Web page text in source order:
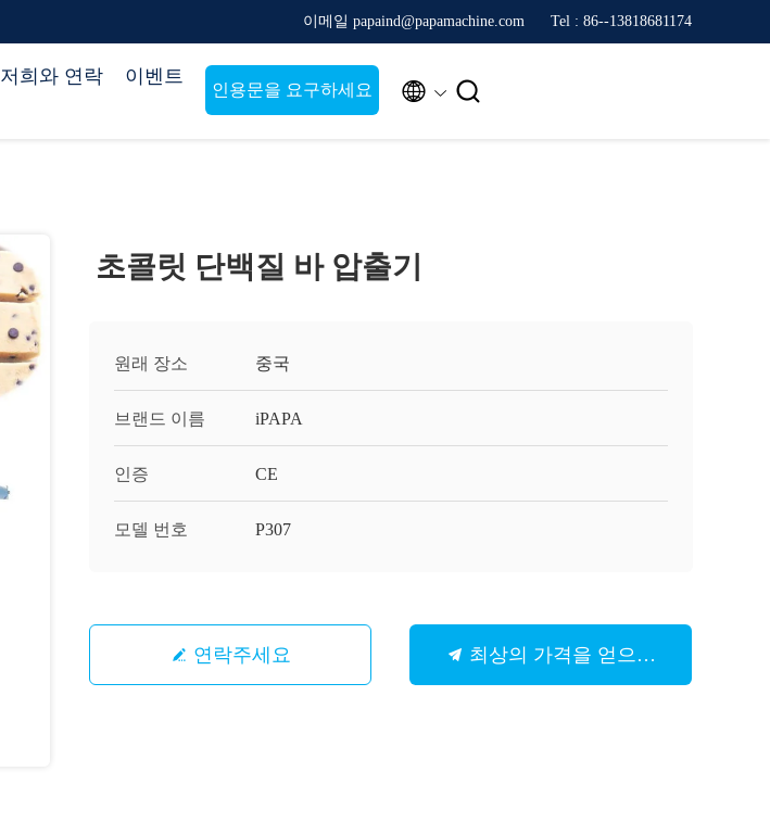
이메일 papaind@papamachine.com Tel : 86--13818681174
저희와 연락 이벤트
인용문을 요구하세요  
초콜릿 단백질 바 압출기
원래 장소 중국
브랜드 이름 iPAPA
인증 CE
모델 번호 P307
연락주세요 최상의 가격을 얻으세요